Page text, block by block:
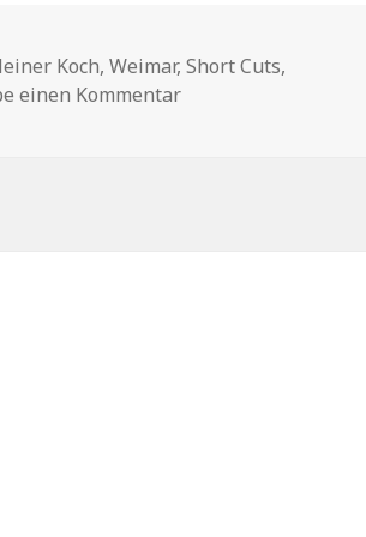
Lautstärke
Koch,Weimar,Short Cuts,
einen Kommentarzu der Dilefant